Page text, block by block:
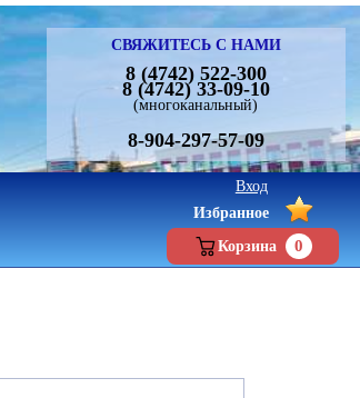
СВЯЖИТЕСЬ С НАМИ
8 (4742) 522-300
8 (4742) 33-09-10
(многоканальный)
8-904-297-57-09
Избранное
Корзина
0
Вход